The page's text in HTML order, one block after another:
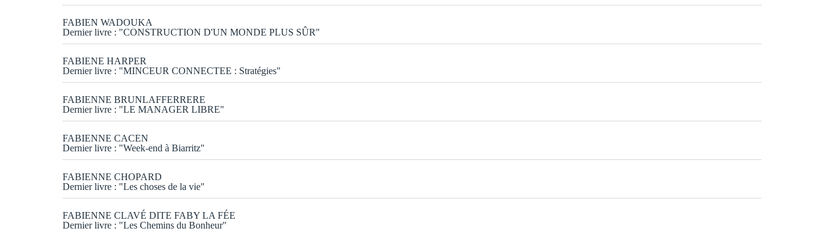
FABIEN WADOUKA
Dernier livre : "CONSTRUCTION D'UN MONDE PLUS SÛR"
FABIENE HARPER
Dernier livre : "MINCEUR CONNECTEE : Stratégies"
FABIENNE BRUNLAFFERRERE
Dernier livre : "LE MANAGER LIBRE"
FABIENNE CACEN
Dernier livre : "Week-end à Biarritz"
FABIENNE CHOPARD
Dernier livre : "Les choses de la vie"
FABIENNE CLAVÉ DITE FABY LA FÉE
Dernier livre : "Les Chemins du Bonheur"